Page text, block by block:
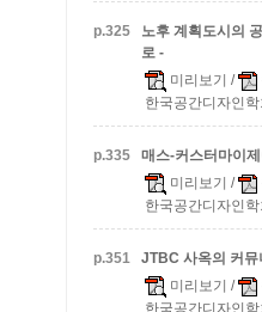
p.325
노후 계획도시의
로 -
미리보기 /
한국공간디자인
p.335
매스-커스터마이
미리보기 /
한국공간디자인
p.351
JTBC 사옥의 커뮤
미리보기 /
한국공간디자인